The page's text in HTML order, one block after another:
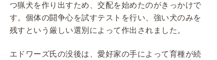
つ猟犬を作り出すため、交配を始めたのがきっかけで
す。個体の闘争心を試すテストを行い、強い犬のみを
残すという厳しい選別によって作出されました。
エドワーズ氏の没後は、愛好家の手によって育種が続